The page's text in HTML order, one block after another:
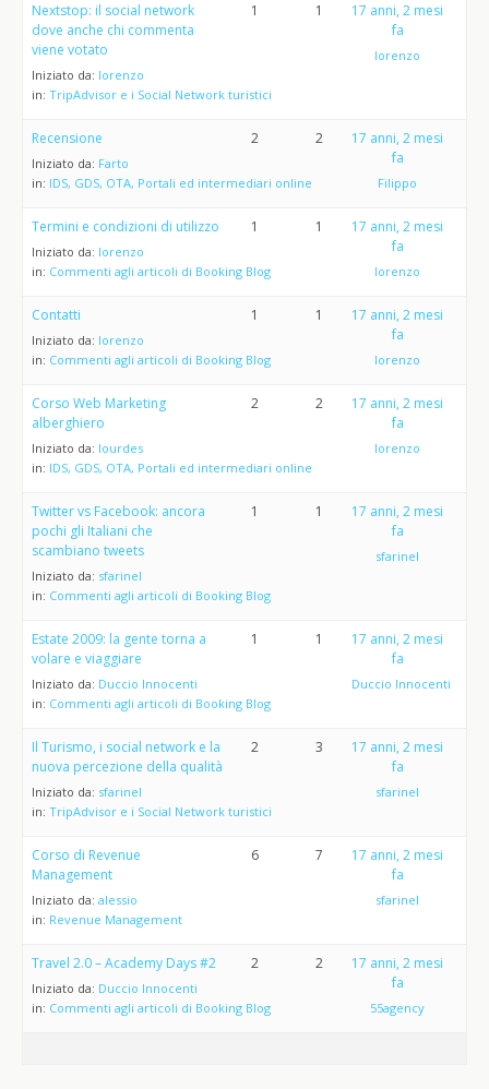
Nextstop: il social network
dove anche chi commenta
viene votato
Iniziato da: lorenzo
in: TripAdvisor e i Social Network turistici
1 1
17 anni, 2 mesi
fa
lorenzo
Recensione
Iniziato da: Farto
in: IDS, GDS, OTA, Portali ed intermediari online
2 2
17 anni, 2 mesi
fa
Filippo
Termini e condizioni di utilizzo
Iniziato da: lorenzo
in: Commenti agli articoli di Booking Blog
1 1
17 anni, 2 mesi
fa
lorenzo
Contatti
Iniziato da: lorenzo
in: Commenti agli articoli di Booking Blog
1 1
17 anni, 2 mesi
fa
lorenzo
Corso Web Marketing
alberghiero
Iniziato da: lourdes
in: IDS, GDS, OTA, Portali ed intermediari online
2 2
17 anni, 2 mesi
fa
lorenzo
Twitter vs Facebook: ancora
pochi gli Italiani che
scambiano tweets
Iniziato da: sfarinel
in: Commenti agli articoli di Booking Blog
1 1
17 anni, 2 mesi
fa
sfarinel
Estate 2009: la gente torna a
volare e viaggiare
Iniziato da: Duccio Innocenti
in: Commenti agli articoli di Booking Blog
1 1
17 anni, 2 mesi
fa
Duccio Innocenti
Il Turismo, i social network e la
nuova percezione della qualità
Iniziato da: sfarinel
in: TripAdvisor e i Social Network turistici
2 3
17 anni, 2 mesi
fa
sfarinel
Corso di Revenue
Management
Iniziato da: alessio
in: Revenue Management
6 7
17 anni, 2 mesi
fa
sfarinel
Travel 2.0 – Academy Days #2
Iniziato da: Duccio Innocenti
in: Commenti agli articoli di Booking Blog
2 2
17 anni, 2 mesi
fa
55agency